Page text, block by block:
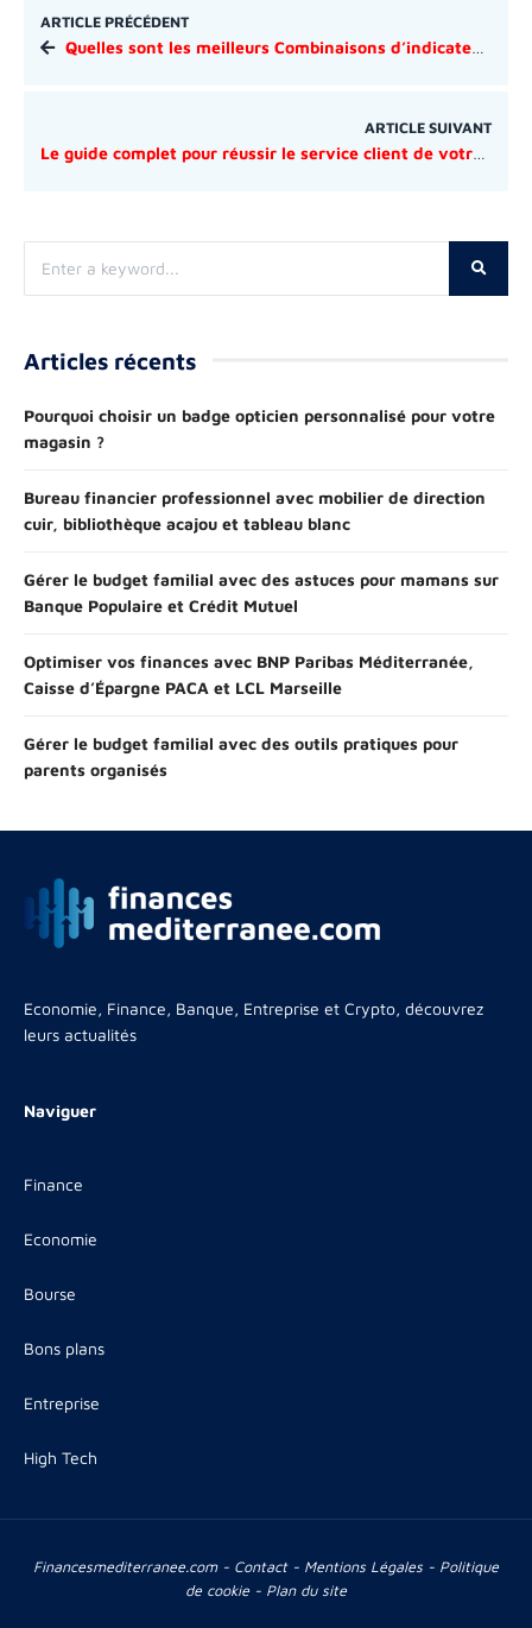
ARTICLE PRÉCÉDENT
Quelles sont les meilleurs Combinaisons d’indicateurs clés de performance (KPI) pour votre entreprise ?
ARTICLE SUIVANT
Le guide complet pour réussir le service client de votre commerce électronique
Articles récents
Pourquoi choisir un badge opticien personnalisé pour votre
magasin ?
Bureau financier professionnel avec mobilier de direction
cuir, bibliothèque acajou et tableau blanc
Gérer le budget familial avec des astuces pour mamans sur
Banque Populaire et Crédit Mutuel
Optimiser vos finances avec BNP Paribas Méditerranée,
Caisse d’Épargne PACA et LCL Marseille
Gérer le budget familial avec des outils pratiques pour
parents organisés
Economie, Finance, Banque, Entreprise et Crypto, découvrez
leurs actualités
Naviguer
Finance
Economie
Bourse
Bons plans
Entreprise
High Tech
Financesmediterranee.com - Contact- Mentions Légales - Politique
de cookie- Plan du site